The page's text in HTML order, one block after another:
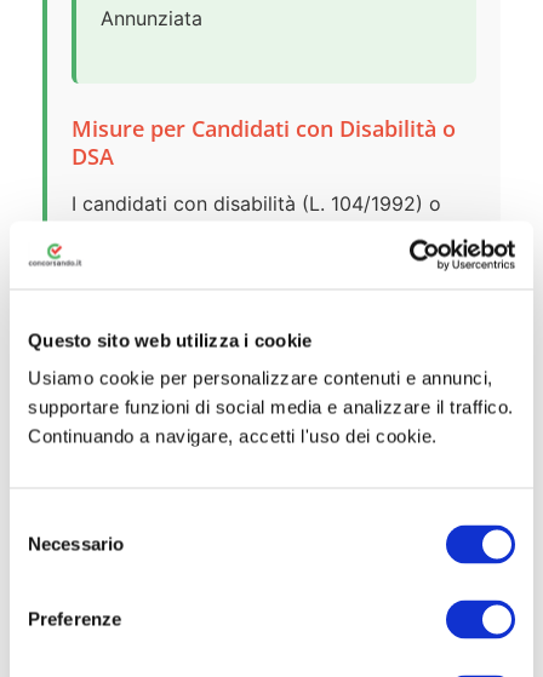
Questo sito web utilizza i cookie
Usiamo cookie per personalizzare contenuti e annunci,
supportare funzioni di social media e analizzare il traffico.
Continuando a navigare, accetti l'uso dei cookie.
Necessario
Preferenze
Annunziata
Misure per Candidati con Disabilità o
DSA
I candidati con disabilità (L. 104/1992) o
disturbi specifici dell’apprendimento
(L.
170/2010) possono richiedere misure
documentata all’indirizzo PEC
aid@postacert.difesa.it
entro 7 giorni dalla
data della prova.
Le candidate impossibilitate a sostenere la
allattamento possono chiedere di sostenere